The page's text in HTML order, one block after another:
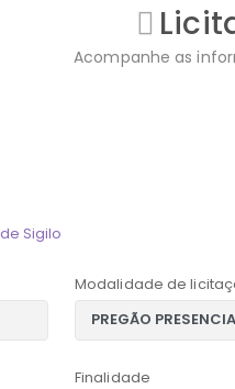
Sigilo
Acompanhe as
Modalidade de
Finalidade